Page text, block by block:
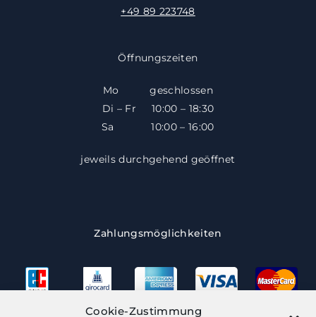
Cookie-Zustimmung
+49 89 223748
Öffnungszeiten
Mo geschlossen
Di – Fr 10:00 – 18:30
​​Sa 10:00 – 16:00
jeweils durchgehend geöffnet
Zahlungsmöglichkeiten